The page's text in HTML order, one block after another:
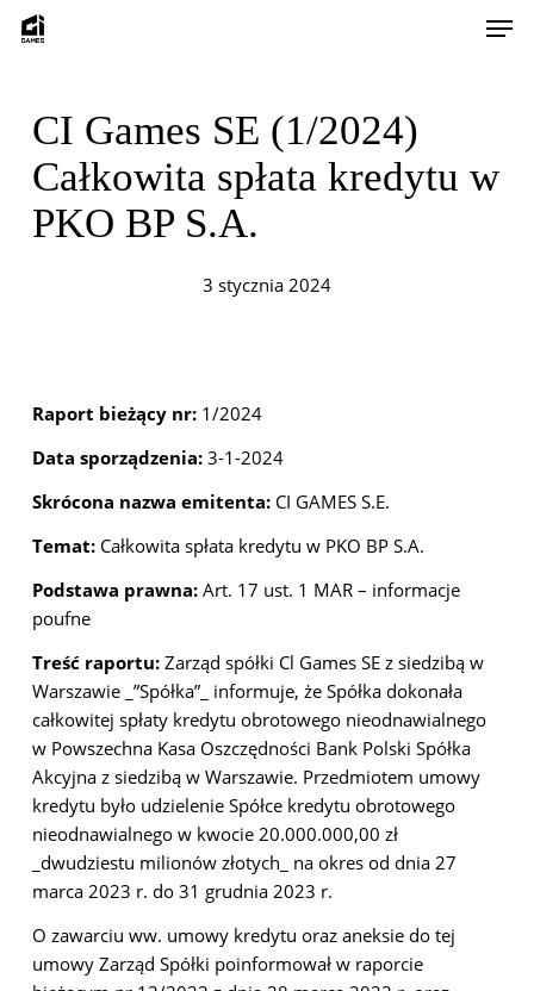
Skip
CI Games SE (1/2024)
Całkowita spłata kredytu w
PKO BP S.A.
3 stycznia 2024
Raport bieżący nr:1/2024
Data sporządzenia:3-1-2024
Skrócona nazwa emitenta:CI GAMES S.E.
Temat:Całkowita spłata kredytu w PKO BP S.A.
Podstawa prawna:Art. 17 ust. 1 MAR – informacje
poufne
Treść raportu:Zarząd spółki Cl Games SE z siedzibą w
Warszawie _”Spółka”_ informuje, że Spółka dokonała
całkowitej spłaty kredytu obrotowego nieodnawialnego
w Powszechna Kasa Oszczędności Bank Polski Spółka
Akcyjna z siedzibą w Warszawie. Przedmiotem umowy
kredytu było udzielenie Spółce kredytu obrotowego
nieodnawialnego w kwocie 20.000.000,00 zł
_dwudziestu milionów złotych_ na okres od dnia 27
marca 2023 r. do 31 grudnia 2023 r.
O zawarciu ww. umowy kredytu oraz aneksie do tej
umowy Zarząd Spółki poinformował w raporcie